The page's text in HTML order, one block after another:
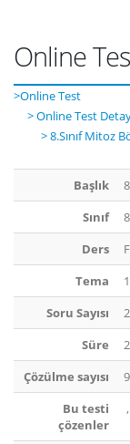
Online
>Online Test
> Online Test
> 8.Sınıf Mitoz
Başlık
Sınıf
Ders
Tema
Soru Sayısı
Süre
Çözülme sayısı
Bu testi
çözenler
,